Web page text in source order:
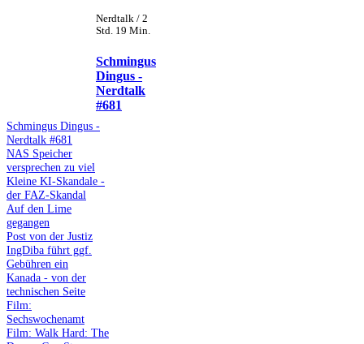
Nerdtalk / 2
Std. 19 Min.
Schmingus
Dingus -
Nerdtalk
#681
Schmingus Dingus -
Nerdtalk #681
NAS Speicher
versprechen zu viel
Kleine KI-Skandale -
der FAZ-Skandal
Auf den Lime
gegangen
Post von der Justiz
IngDiba führt ggf.
Gebühren ein
Kanada - von der
technischen Seite
Film:
Sechswochenamt
Film: Walk Hard: The